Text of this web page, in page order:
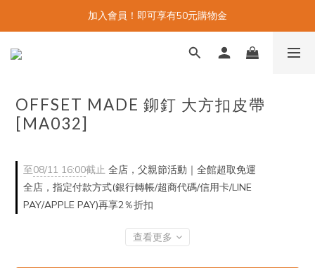
加入會員！即可享有50元購物金
OFFSET MADE 鉚釘 大方扣皮帶
[MA032]
至08/11 16:00截止 全店，父親節活動｜全館超取免運
全店，指定付款方式(銀行轉帳/超商代碼/信用卡/LINE
PAY/APPLE PAY)再享2％折扣
查看更多